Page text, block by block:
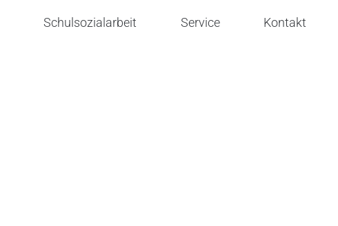
Schulsozialarbeit Service Kontakt